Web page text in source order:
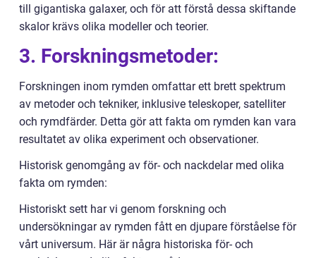
till gigantiska galaxer, och för att förstå dessa skiftande
skalor krävs olika modeller och teorier.
3. Forskningsmetoder:
Forskningen inom rymden omfattar ett brett spektrum
av metoder och tekniker, inklusive teleskoper, satelliter
och rymdfärder. Detta gör att fakta om rymden kan vara
resultatet av olika experiment och observationer.
Historisk genomgång av för- och nackdelar med olika
fakta om rymden:
Historiskt sett har vi genom forskning och
undersökningar av rymden fått en djupare förståelse för
vårt universum. Här är några historiska för- och